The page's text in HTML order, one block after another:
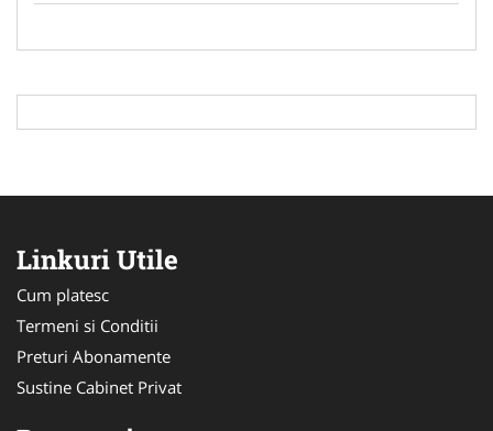
Linkuri Utile
Cum platesc
Termeni si Conditii
Preturi Abonamente
Sustine Cabinet Privat